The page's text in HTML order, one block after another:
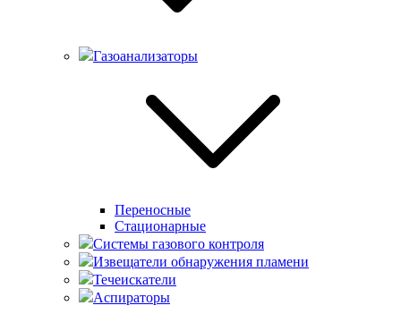
Газоанализаторы
Переносные
Стационарные
Системы газового контроля
Извещатели обнаружения пламени
Течеискатели
Аспираторы